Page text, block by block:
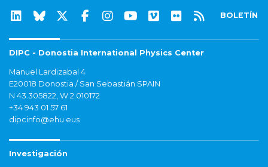
BOLETÍN
DIPC - Donostia International Physics Center
Manuel Lardizabal 4
E20018 Donostia / San Sebastián SPAIN
N 43.305822, W 2.010172
+34 943 01 57 61
dipcinfo@ehu.eus
Investigación